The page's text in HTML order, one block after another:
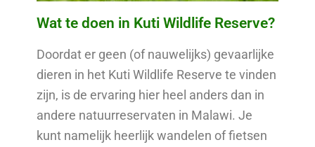
Wat te doen in Kuti Wildlife Reserve?
Doordat er geen (of nauwelijks) gevaarlijke
dieren in het Kuti Wildlife Reserve te vinden
zijn, is de ervaring hier heel anders dan in
andere natuurreservaten in Malawi. Je
kunt namelijk heerlijk wandelen of fietsen